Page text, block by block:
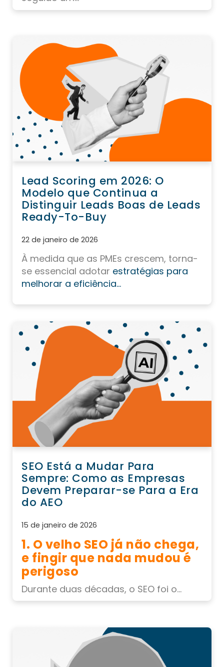
Lead Scoring em 2026: O
Modelo que Continua a
Distinguir Leads Boas de Leads
Ready-To-Buy
22 de janeiro de 2026
À medida que as PMEs crescem, torna-
se essencial adotar estratégias para
melhorar a eficiência...
SEO Está a Mudar Para
Sempre: Como as Empresas
Devem Preparar-se Para a Era
do AEO
15 de janeiro de 2026
1. O velho SEO já não chega,
e fingir que nada mudou é
perigoso
Durante duas décadas, o SEO foi o...